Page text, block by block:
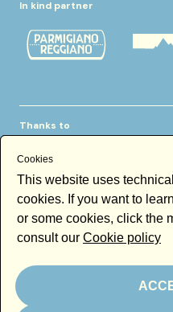
In kind partner
Thanks to
Newsletter
Email
Cookies
This website uses
cookies. If you want to
or some cookies, click the
consult our Cookie policy